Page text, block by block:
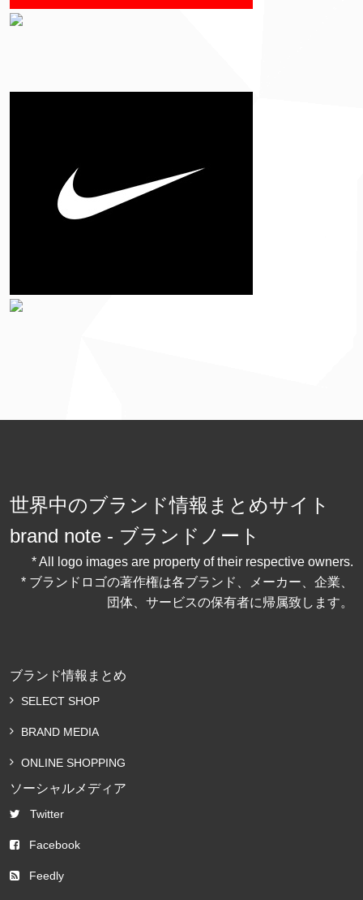
世界中のブランド情報まとめサイト
brand note - ブランドノート
* All logo images are property of their respective owners.
* ブランドロゴの著作権は各ブランド、メーカー、企業、
団体、サービスの保有者に帰属致します。
ブランド情報まとめ
SELECT SHOP
BRAND MEDIA
ONLINE SHOPPING
ソーシャルメディア
Twitter
Facebook
Feedly